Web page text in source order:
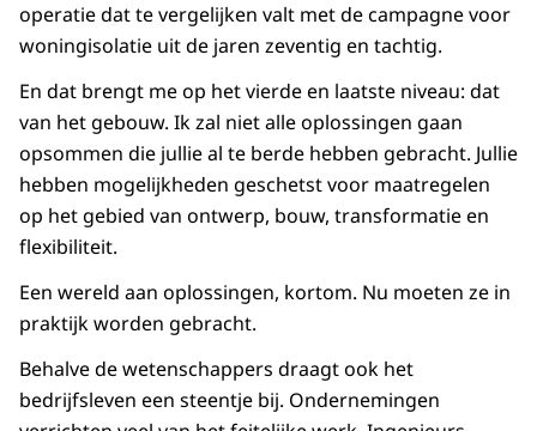
operatie dat te vergelijken valt met de campagne voor
woningisolatie uit de jaren zeventig en tachtig.
En dat brengt me op het vierde en laatste niveau: dat
van het gebouw. Ik zal niet alle oplossingen gaan
opsommen die jullie al te berde hebben gebracht. Jullie
hebben mogelijkheden geschetst voor maatregelen
op het gebied van ontwerp, bouw, transformatie en
flexibiliteit.
Een wereld aan oplossingen, kortom. Nu moeten ze in
praktijk worden gebracht.
Behalve de wetenschappers draagt ook het
bedrijfsleven een steentje bij. Ondernemingen